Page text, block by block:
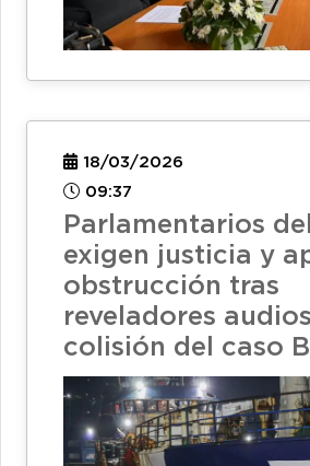
18/03/2026
09:37
Parlamentarios
exigen justicia y
obstrucción tras
reveladores
colisión del caso